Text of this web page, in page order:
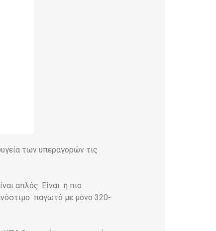
των υπεραγορών τις
απλός. Είναι η πιο
παγωτό με μόνο 320-